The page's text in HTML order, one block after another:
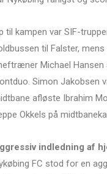
til kampen var SIF-
til Falster,
Michael
Simon Jakobsen
afløste Ibrahim
Okkels på
indledning af
FC stod for en